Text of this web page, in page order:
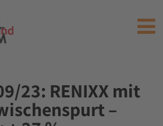
23: RENIXX mit
–